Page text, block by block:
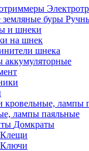
и шнеки
на шнек
шнека
аккумуляторные
лампы паяльные
Домкраты
Клещи
Ключи